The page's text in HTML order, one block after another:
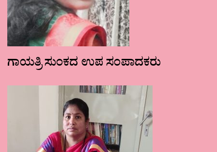
ಗಾಯತ್ರಿ ಸುಂಕದ ಉಪ ಸಂಪಾದಕರು